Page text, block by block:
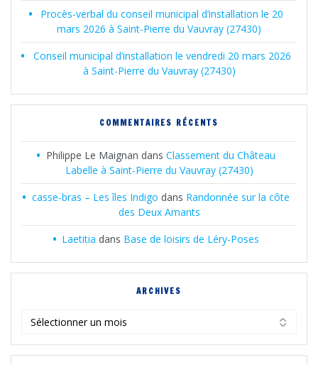
Procès-verbal du conseil municipal d’installation le 20
mars 2026 à Saint-Pierre du Vauvray (27430)
Conseil municipal d’installation le vendredi 20 mars 2026
à Saint-Pierre du Vauvray (27430)
COMMENTAIRES RÉCENTS
Philippe Le Maignan dans Classement du Château
Labelle à Saint-Pierre du Vauvray (27430)
casse-bras – Les îles Indigo dans Randonnée sur la côte
des Deux Amants
Laetitia dans Base de loisirs de Léry-Poses
ARCHIVES